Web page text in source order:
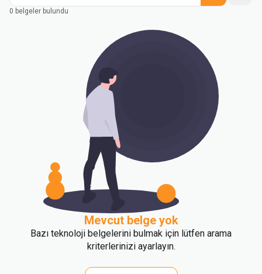
0 belgeler bulundu
Mevcut belge yok
Bazı teknoloji belgelerini bulmak için lütfen arama
kriterlerinizi ayarlayın.